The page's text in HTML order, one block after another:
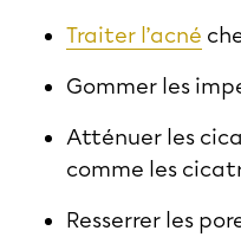
Traiter l’acné
Gommer les
Atténuer les
comme les
Resserrer les